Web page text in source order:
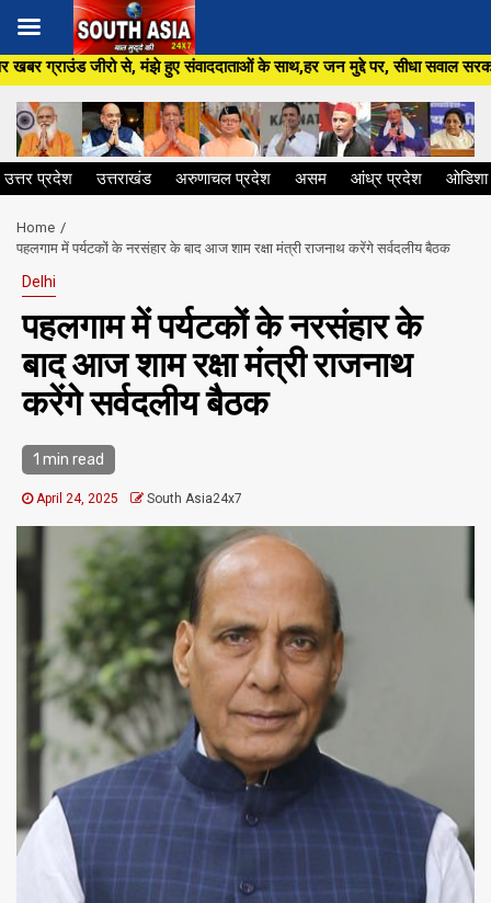
Skip
to
content
मंझे हुए संवाददाताओं के साथ,हर जन मुद्दे पर, सीधा सवाल सरकार से
उत्तर प्रदेश उत्तराखंड अरुणाचल प्रदेश असम आंध्र प्रदेश ओडिशा
Home
पहलगाम में पर्यटकों के नरसंहार के बाद आज शाम रक्षा मंत्री राजनाथ करेंगे सर्वदलीय बैठक
Delhi
पहलगाम में पर्यटकों के नरसंहार के
बाद आज शाम रक्षा मंत्री राजनाथ
करेंगे सर्वदलीय बैठक
1 min read
April 24, 2025 South Asia24x7